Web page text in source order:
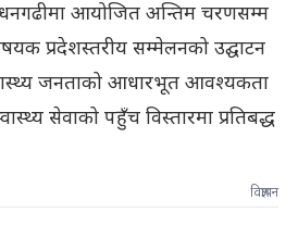
आयोजित अन्तिम चरणसम्म
प्रदेशस्तरीय सम्मेलनको उद्घाटन
जनताको आधारभूत आवश्यकता
सेवाको पहुँच विस्तारमा प्रतिबद्ध
विज्ञापन